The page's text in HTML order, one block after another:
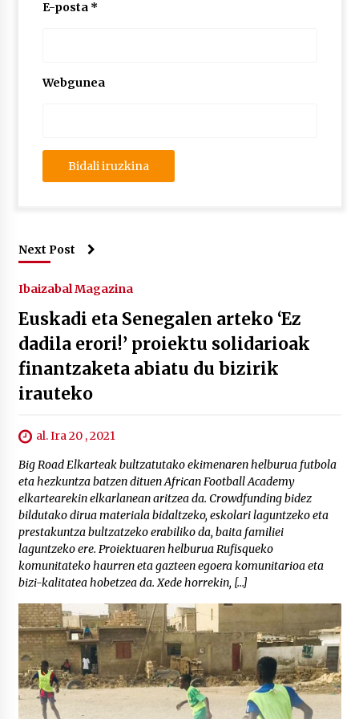
E-posta *
Webgunea
Next Post
Ibaizabal Magazina
Euskadi eta Senegalen arteko ‘Ez
dadila erori!’ proiektu solidarioak
finantzaketa abiatu du bizirik
irauteko
al. Ira 20 , 2021
Big Road Elkarteak bultzatutako ekimenaren helburua futbola
eta hezkuntza batzen dituen African Football Academy
elkartearekin elkarlanean aritzea da. Crowdfunding bidez
bildutako dirua materiala bidaltzeko, eskolari laguntzeko eta
prestakuntza bultzatzeko erabiliko da, baita familiei
laguntzeko ere. Proiektuaren helburua Rufisqueko
komunitateko haurren eta gazteen egoera komunitarioa eta
bizi-kalitatea hobetzea da. Xede horrekin, […]